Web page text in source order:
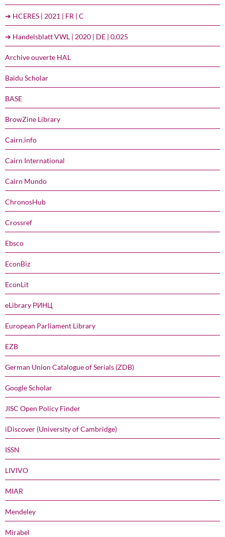
➔ HCERES | 2021 | FR | C
➔ Handelsblatt VWL | 2020 | DE | 0,025
Archive ouverte HAL
Baidu Scholar
BASE
BrowZine Library
Cairn.info
Cairn International
Cairn Mundo
ChronosHub
Crossref
Ebsco
EconBiz
EconLit
eLibrary РИНЦ
European Parliament Library
EZB
German Union Catalogue of Serials (ZDB)
Google Scholar
JISC Open Policy Finder
iDiscover (University of Cambridge)
ISSN
LIVIVO
MIAR
Mendeley
Mirabel